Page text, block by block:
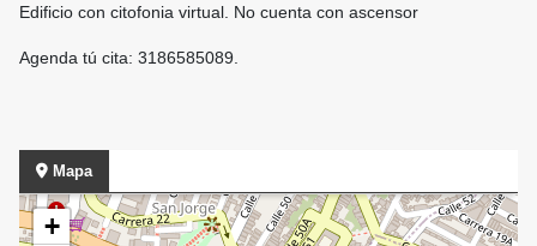
Edificio con citofonia virtual. No cuenta con ascensor
Agenda tú cita: 3186585089.
Mapa
+